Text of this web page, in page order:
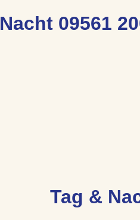
09561
Tag &